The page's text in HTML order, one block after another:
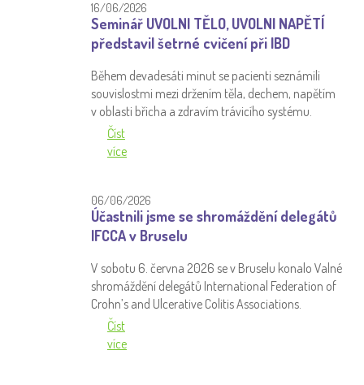
16/06/2026
Seminář UVOLNI TĚLO, UVOLNI NAPĚTÍ
představil šetrné cvičení při IBD
Během devadesáti minut se pacienti seznámili
souvislostmi mezi držením těla, dechem, napětím
v oblasti břicha a zdravím trávicího systému.
Číst
více
06/06/2026
Účastnili jsme se shromáždění delegátů
IFCCA v Bruselu
V sobotu 6. června 2026 se v Bruselu konalo Valné
shromáždění delegátů International Federation of
Crohn’s and Ulcerative Colitis Associations.
Číst
více